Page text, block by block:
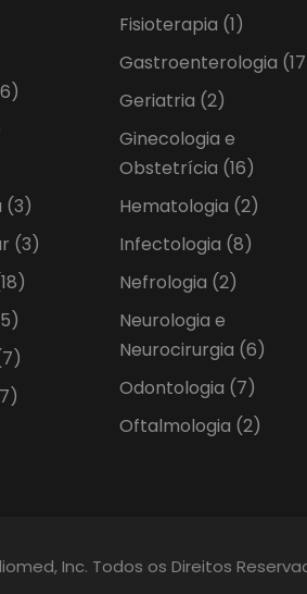
(3)
(3)
Fisioterapia (1)
Gastroenterologia
Geriatria (2)
Ginecologia e
Obstetrícia (16)
Hematologia (2)
Infectologia (8)
Nefrologia (2)
Neurologia e
Neurocirurgia (6)
Odontologia (7)
Oftalmologia (2)
Inc. Todos os Direitos